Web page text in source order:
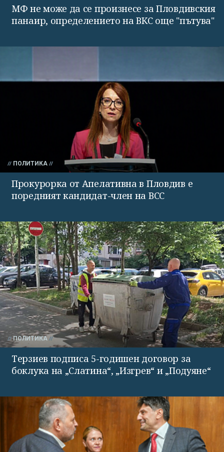
МФ не може да се произнесе за Пловдивския
панаир, определението на ВКС още "пътува"
ПОЛИТИКА
Прокурорка от Апелативна в Пловдив е
поредният кандидат-член на ВСС
ПОЛИТИКА
Терзиев подписа 5-годишен договор за
боклука на „Слатина“, „Изгрев“ и „Подуяне“